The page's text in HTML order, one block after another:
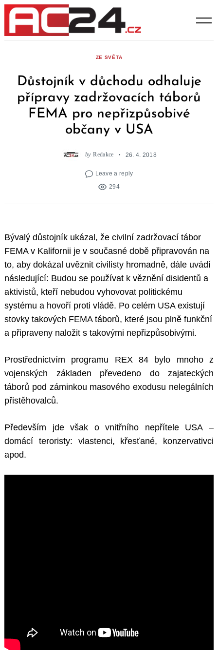
Skip
content
ZE SVĚTA
Důstojník v důchodu odhaluje
přípravy zadržovacích táborů
FEMA pro nepřizpůsobivé
občany v USA
by Redakce 26. 4. 2018
Leave a reply
294
Bývalý důstojník ukázal, že civilní zadržovací tábor
FEMA v Kalifornii je v současné době připravován na
to, aby dokázal uvěznit civilisty hromadně, dále uvádí
následující: Budou se používat k věznění disidentů a
aktivistů, kteří nebudou vyhovovat politickému
systému a hovoří proti vládě. Po celém USA existují
stovky takových FEMA táborů, které jsou plně funkční
a připraveny naložit s takovými nepřizpůsobivými.
Prostřednictvím programu REX 84 bylo mnoho z
vojenských základen převedeno do zajateckých
táborů pod záminkou masového exodusu nelegálních
přistěhovalců.
Především jde však o vnitřního nepřítele USA –
domácí teroristy: vlastenci, křesťané, konzervativci
apod.